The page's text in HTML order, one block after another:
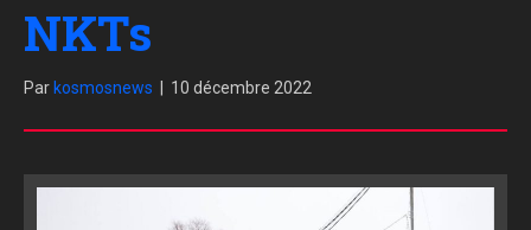
NKTs
Par kosmosnews 10 décembre 2022